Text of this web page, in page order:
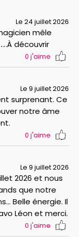
Le 24 juillet 2026
mêle
découvrir
0 j'aime
Le 9 juillet 2026
surprenant. Ce
notre âme
0 j'aime
Le 9 juillet 2026
2026 et nous
que notre
Belle énergie. Il
Léon et merci.
0 j'aime